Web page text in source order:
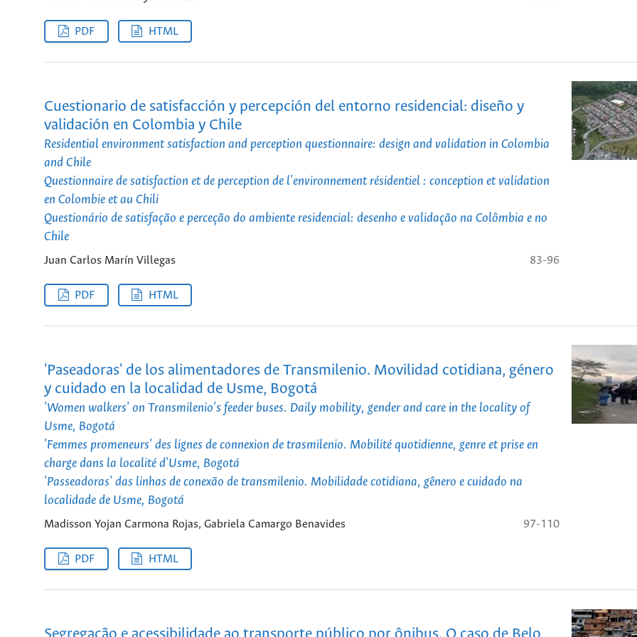
PDF HTML
Cuestionario de satisfacción y percepción del entorno residencial: diseño y
validación en Colombia y Chile
Residential environment satisfaction and perception questionnaire: design and validation in Colombia
and Chile
Questionnaire de satisfaction et de perception de l'environnement résidentiel : conception et validation
en Colombie et au Chili
Questionário de satisfação e perceção do ambiente residencial: desenho e validação na Colômbia e no
Chile
Juan Carlos Marín Villegas 83-96
PDF HTML
'Paseadoras' de los alimentadores de Transmilenio. Movilidad cotidiana, género
y cuidado en la localidad de Usme, Bogotá
'Women walkers' on Transmilenio's feeder buses. Daily mobility, gender and care in the locality of
Usme, Bogotá
'Femmes promeneurs' des lignes de connexion de trasmilenio. Mobilité quotidienne, genre et prise en
charge dans la localité d'Usme, Bogotá
'Passeadoras' das linhas de conexão de transmilenio. Mobilidade cotidiana, gênero e cuidado na
localidade de Usme, Bogotá
Madisson Yojan Carmona Rojas, Gabriela Camargo Benavides 97-110
PDF HTML